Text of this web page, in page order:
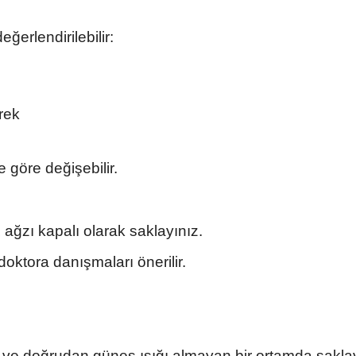
göre değişebilir.
kapalı olarak saklayınız.
danışmaları önerilir.